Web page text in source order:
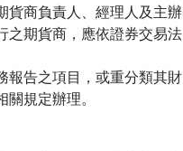
貨商負責人、經理人及主辦
之期貨商，應依證券交易法
報告之項目，或重分類其財
規定辦理。